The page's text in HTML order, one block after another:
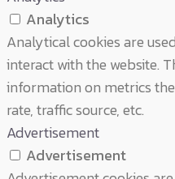
Analytics
Analytical cookies are
interact with the website.
information on metrics
rate, traffic source, etc.
Advertisement
Advertisement